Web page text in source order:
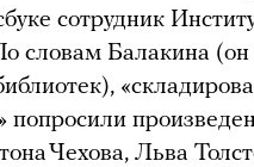
сотрудник
словам Балакина (он
попросили
Чехова, Льва